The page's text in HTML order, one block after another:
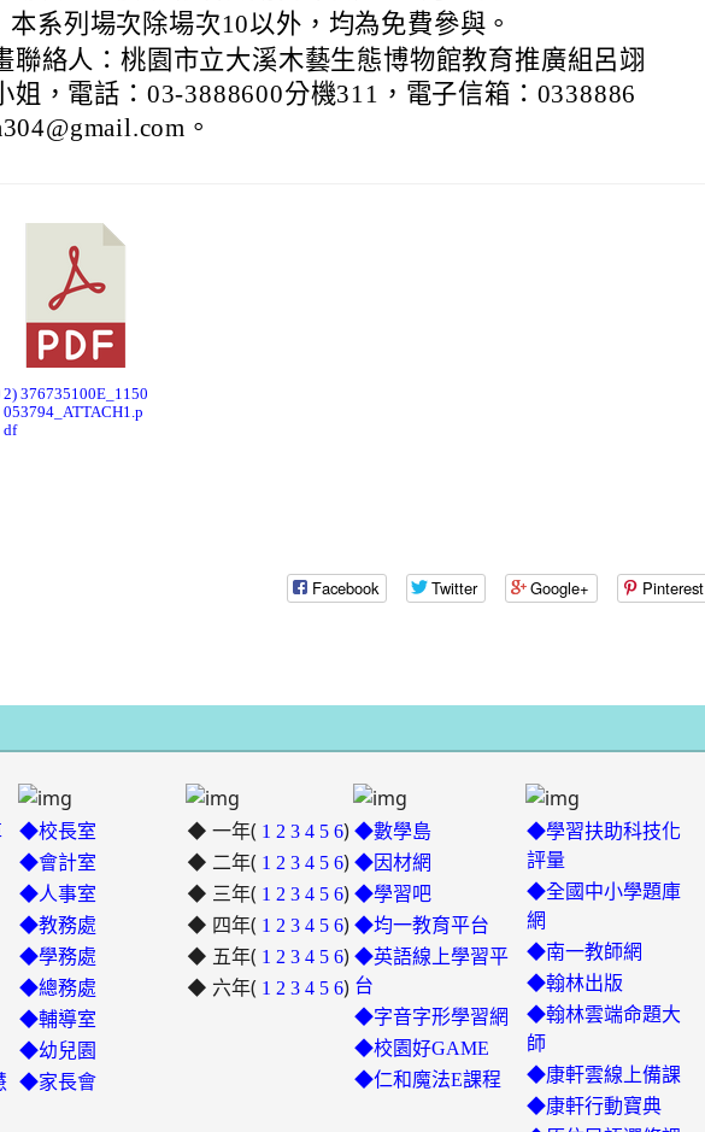
本系列場次除場次10以外，均為免費參與。
聯絡人：桃園市立大溪木藝生態博物館教育推廣組呂翊
姐，電話：03-3888600分機311，電子信箱：0338886
。
2) 376735100E_1150
053794_ATTACH1.p
df
Facebook Twitter Google+ Pinterest
◆校長室
◆會計室
◆人事室
◆教務處
◆學務處
◆總務處
◆輔導室
◆幼兒園
◆家長會
◆ 一年( 1 2 3 4 5 6)
◆ 二年( 1 2 3 4 5 6)
◆ 三年( 1 2 link
to
https://padlet.com/hui22026/302-
hwbav1x2c8b5ge0y
3 4 5 6)
◆ 四年( 1 2 3 4 5 6)
◆ 五年( 1 2 3 4 link
to
https://padlet.com/chungling29/504-
7ddh1o7gcaf2lqtb
5 6)
◆ 六年( 1 2 3 4 5 6)
◆數學島
◆因材網
◆學習吧
◆均一教育平台
◆英語線上學習平
台
◆字音字形學習網
◆校園好GAME
◆仁和魔法E課程
◆學習扶助科技化
評量
◆全國中小學題庫
網
◆南一教師網
◆翰林出版
◆翰林雲端命題大
師
◆康軒雲線上備課
◆康軒行動寶典